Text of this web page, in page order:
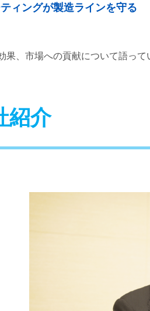
ィングが製造ラインを守る
、市場への貢献について語って
紹介